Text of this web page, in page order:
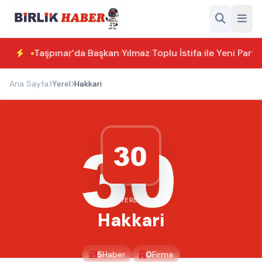
Taşpınar’da Başkan Yılmaz Toplu İstifa ile Yeni
Ana Sayfa Yerel Hakkari
YEREL
Hakkari
5Haber 0Firma